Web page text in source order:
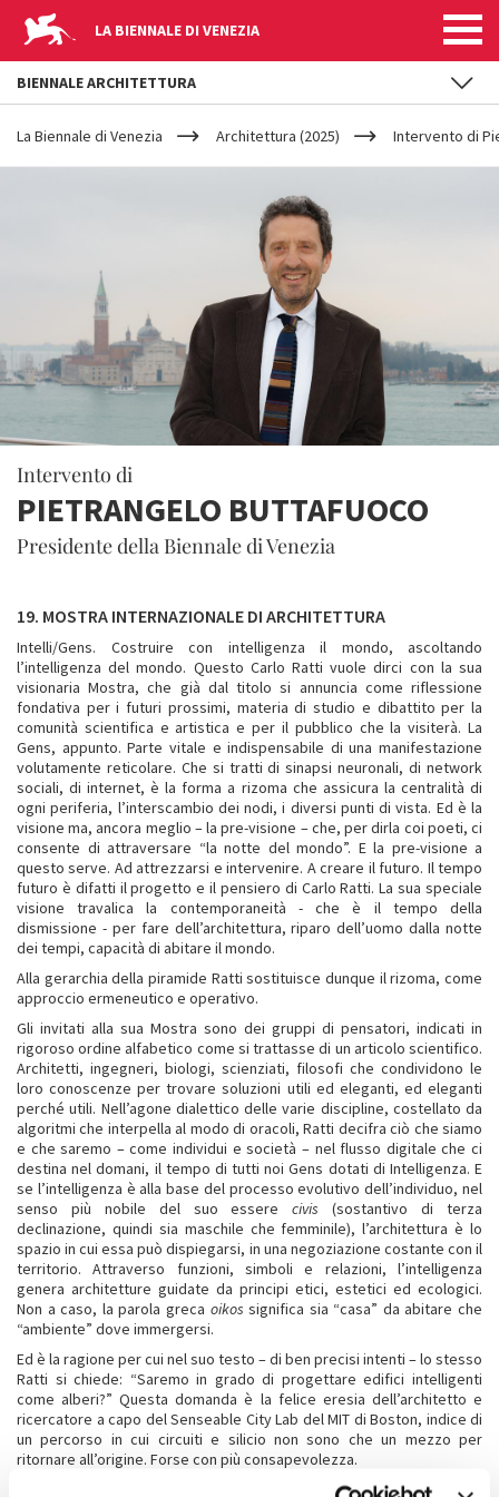
LA BIENNALE DI VENEZIA
YOUR
ARE
HERE
La Biennale di Venezia Architettura (2025) Intervento di
Intervento di
PIETRANGELO BUTTAFUOCO
Presidente della Biennale di Venezia
19. MOSTRA INTERNAZIONALE DI ARCHITETTURA
Intelli/Gens. Costruire con intelligenza il mondo, ascoltando
l’intelligenza del mondo. Questo Carlo Ratti vuole dirci con la sua
visionaria Mostra, che già dal titolo si annuncia come riflessione
fondativa per i futuri prossimi, materia di studio e dibattito per la
comunità scientifica e artistica e per il pubblico che la visiterà. La
Gens, appunto. Parte vitale e indispensabile di una manifestazione
volutamente reticolare. Che si tratti di sinapsi neuronali, di network
sociali, di internet, è la forma a rizoma che assicura la centralità di
ogni periferia, l’interscambio dei nodi, i diversi punti di vista. Ed è la
visione ma, ancora meglio – la pre-visione – che, per dirla coi poeti, ci
consente di attraversare “la notte del mondo”. E la pre-visione a
questo serve. Ad attrezzarsi e intervenire. A creare il futuro. Il tempo
futuro è difatti il progetto e il pensiero di Carlo Ratti. La sua speciale
visione travalica la contemporaneità - che è il tempo della
dismissione - per fare dell’architettura, riparo dell’uomo dalla notte
dei tempi, capacità di abitare il mondo.
Alla gerarchia della piramide Ratti sostituisce dunque il rizoma, come
approccio ermeneutico e operativo.
Gli invitati alla sua Mostra sono dei gruppi di pensatori, indicati in
rigoroso ordine alfabetico come si trattasse di un articolo scientifico.
Architetti, ingegneri, biologi, scienziati, filosofi che condividono le
loro conoscenze per trovare soluzioni utili ed eleganti, ed eleganti
perché utili. Nell’agone dialettico delle varie discipline, costellato da
algoritmi che interpella al modo di oracoli, Ratti decifra ciò che siamo
e che saremo – come individui e società – nel flusso digitale che ci
destina nel domani, il tempo di tutti noi Gens dotati di Intelligenza. E
se l’intelligenza è alla base del processo evolutivo dell’individuo, nel
senso più nobile del suo esserecivis (sostantivo di terza
declinazione, quindi sia maschile che femminile), l’architettura è lo
spazio in cui essa può dispiegarsi, in una negoziazione costante con il
territorio. Attraverso funzioni, simboli e relazioni, l’intelligenza
genera architetture guidate da principi etici, estetici ed ecologici.
Non a caso, la parola greca oikos significa sia “casa” da abitare che
“ambiente” dove immergersi.
Ed è la ragione per cui nel suo testo – di ben precisi intenti – lo stesso
Ratti si chiede: “Saremo in grado di progettare edifici intelligenti
come alberi?” Questa domanda è la felice eresia dell’architetto e
ricercatore a capo del Senseable City Lab del MIT di Boston, indice di
un percorso in cui circuiti e silicio non sono che un mezzo per
ritornare all’origine. Forse con più consapevolezza.
È anche l’autobiografia di Venezia questa Biennale Architettura di
BIENNALE ARCHITETTURA